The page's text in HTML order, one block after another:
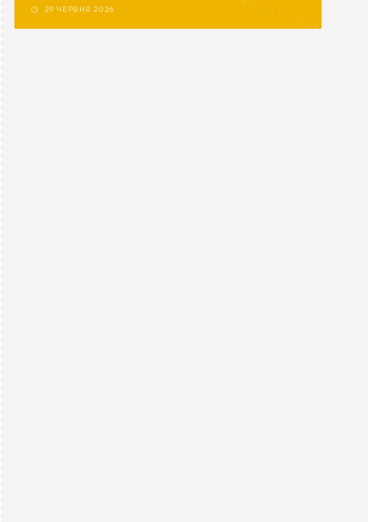
29 ЧЕРВНЯ 2026